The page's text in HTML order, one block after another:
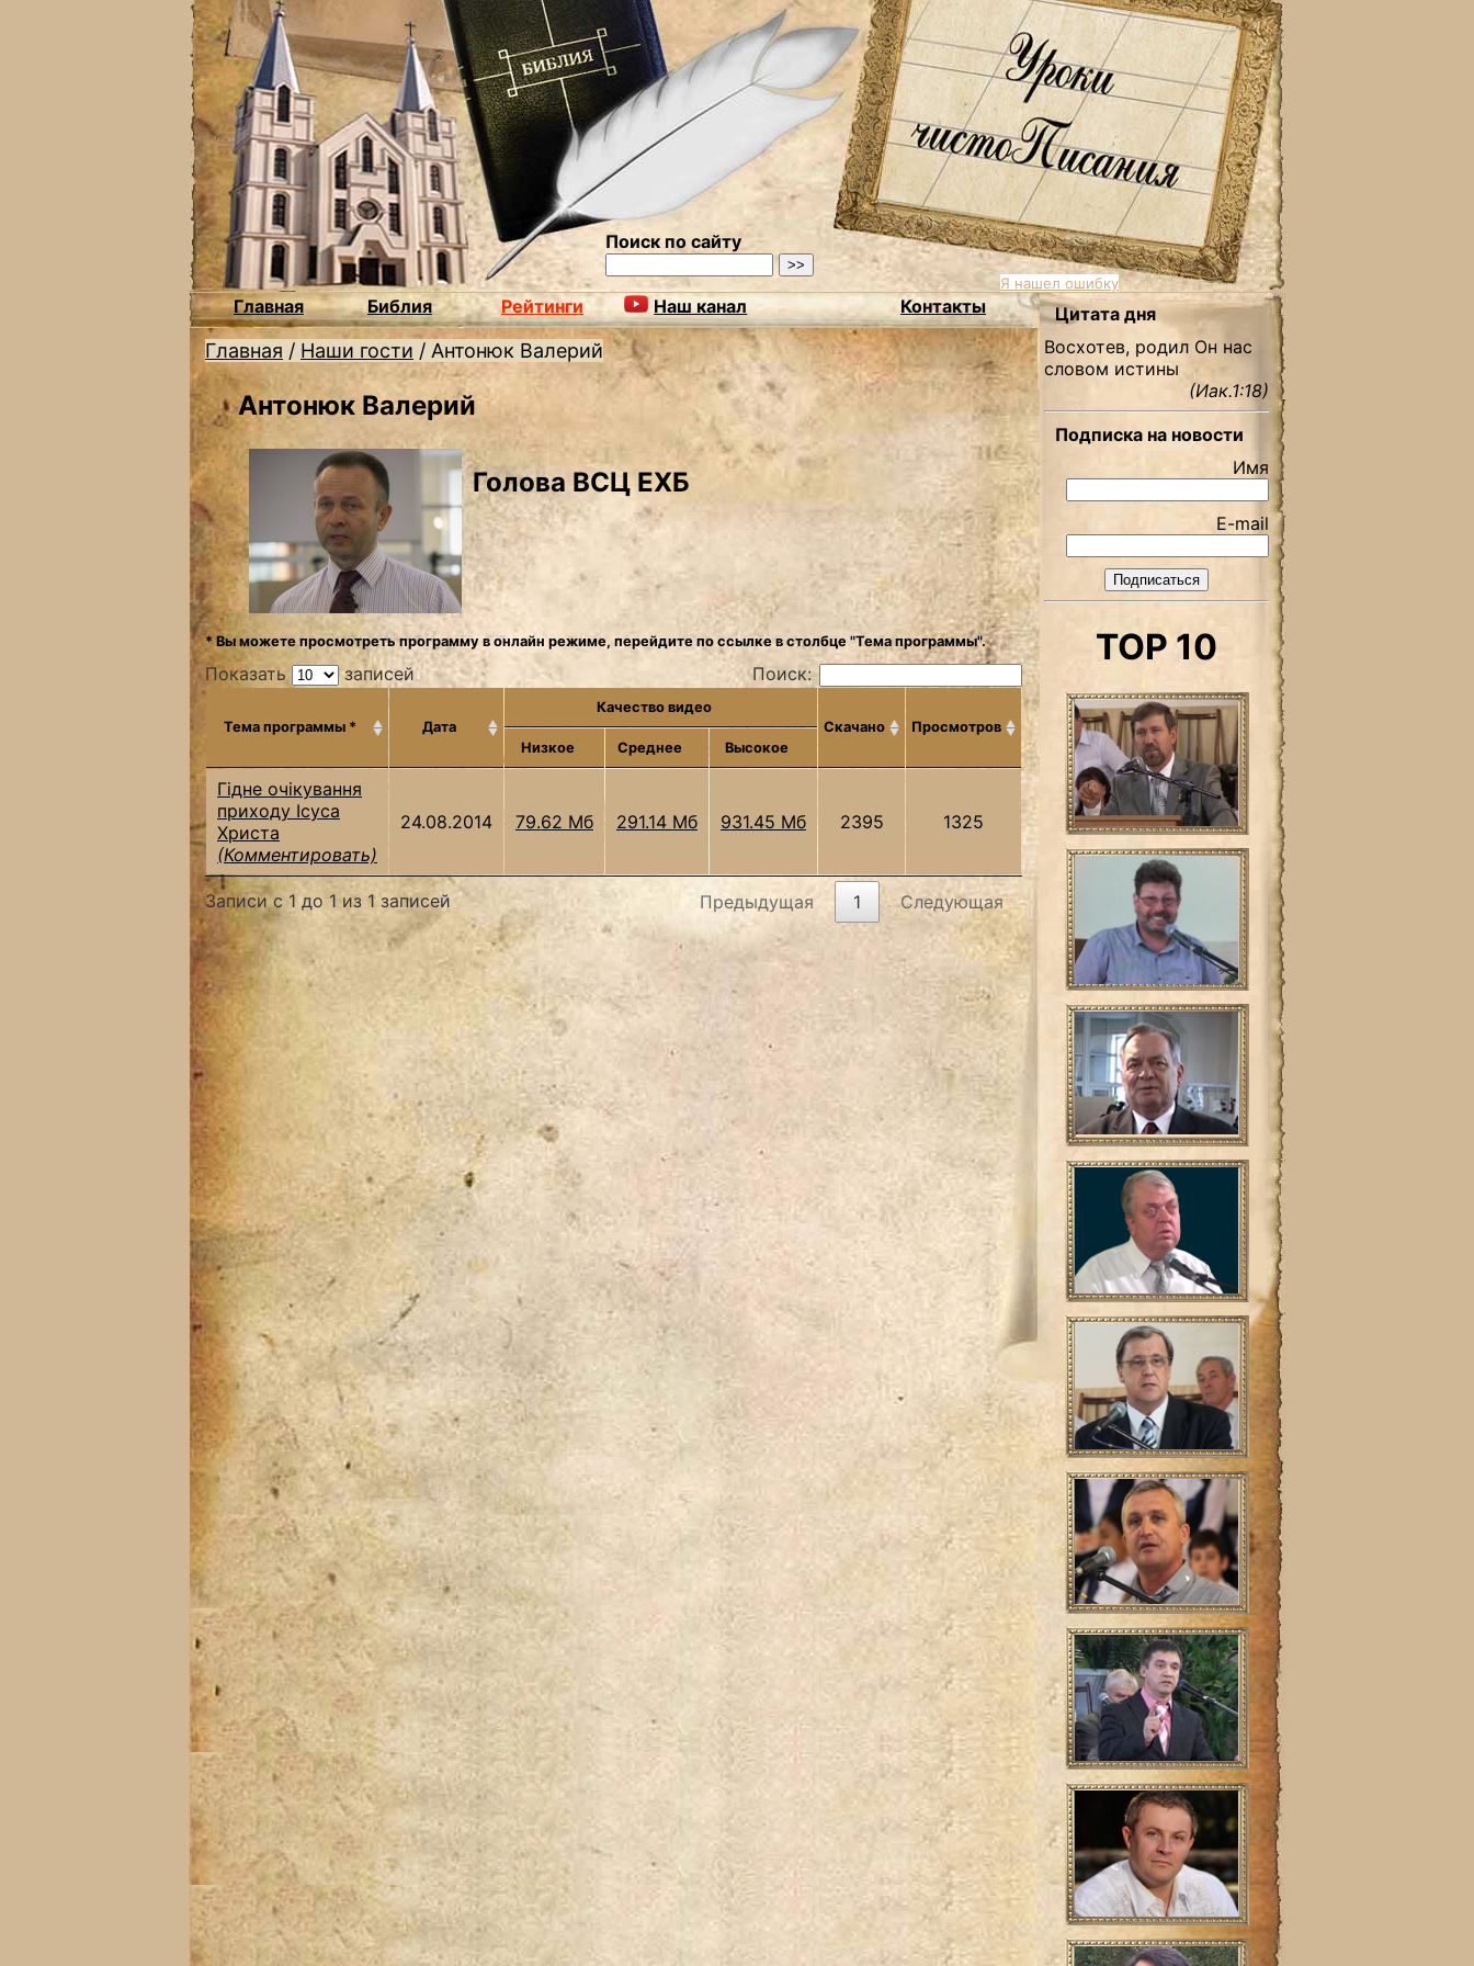
Поиск по сайту
Я нашел ошибку
Главная Библия Рейтинги Наш канал Контакты
Главная / Наши гости / Антонюк Валерий
Антонюк Валерий
Голова ВСЦ ЕХБ
* Вы можете просмотреть программу в онлайн режиме, перейдите по ссылке в столбце "Тема программы".
Показать записей Поиск:
Тема программы * Дата
Качество видео
Скачано
Просмотров
Низкое
Среднее Высокое
Гідне очікування
приходу Ісуса
Христа
(Комментировать)
24.08.2014 79.62 Мб 291.14 Мб 931.45 Мб 2395 1325
Записи с 1 до 1 из 1 записей Предыдущая 1 Следующая
Цитата дня
Восхотев, родил Он нас
словом истины
(Иак.1:18)
Подписка на новости
Имя
E-mail
TOP 10